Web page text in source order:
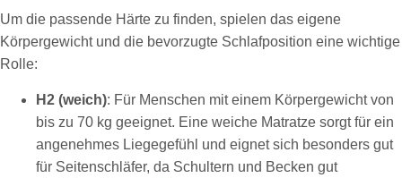
Um die passende Härte zu finden, spielen das eigene
Körpergewicht und die bevorzugte Schlafposition eine wichtige
Rolle:
H2 (weich): Für Menschen mit einem Körpergewicht von
bis zu 70 kg geeignet. Eine weiche Matratze sorgt für ein
angenehmes Liegegefühl und eignet sich besonders gut
für Seitenschläfer, da Schultern und Becken gut